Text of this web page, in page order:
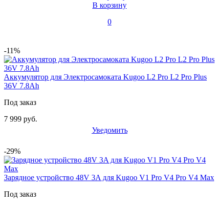
В корзину
0
-11%
Аккумулятор для Электросамоката Kugoo L2 Pro L2 Pro Plus
36V 7.8Ah
Под заказ
7 999 руб.
Уведомить
-29%
Зарядное устройство 48V 3A для Kugoo V1 Pro V4 Pro V4 Max
Под заказ